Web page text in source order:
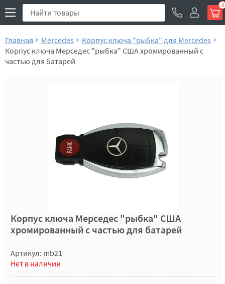
0
Главная Mercedes
Корпус ключа "рыбка" для Mercedes
Корпус ключа Мерседес "рыбка" США хромированный с
частью для батарей
Корпус ключа Мерседес "рыбка" США
хромированный с частью для батарей
Артикул: mb21
Нет в наличии